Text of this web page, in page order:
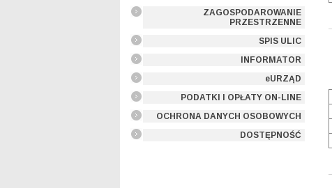
ZAGOSPODAROWANIE
PRZESTRZENNE
SPIS ULIC
INFORMATOR
eURZĄD
PODATKI I OPŁATY ON-LINE
OCHRONA DANYCH OSOBOWYCH
DOSTĘPNOŚĆ